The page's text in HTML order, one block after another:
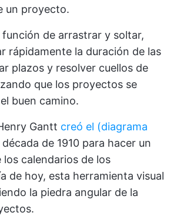
un proyecto.
de arrastrar y soltar,
rápidamente la duración de las
plazos y resolver cuellos de
que los proyectos se
buen camino.
Gantt creó el (diagrama
década de 1910 para hacer un
los calendarios de los
de hoy, esta herramienta visual
la piedra angular de la